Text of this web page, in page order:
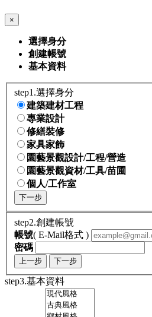
×
選擇身分
創建帳號
基本資料
step1.選擇身分
建築建材工程
專業設計
修繕裝修
家具家飾
園藝景觀設計/工程/營造
園藝景觀資材/工具/苗圃
個人/工作室
下一步
step2.創建帳號
帳號( E-Mail格式 )
密碼
上一步 下一步
step3.基本資料